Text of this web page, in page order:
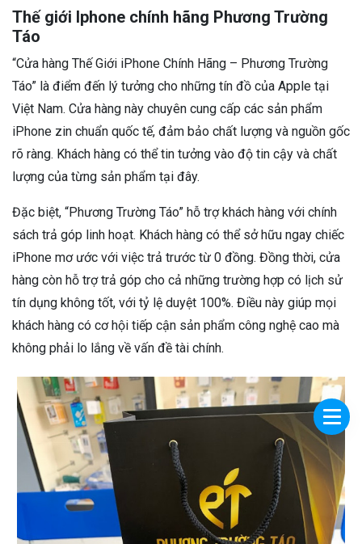
Thế giới Iphone chính hãng Phương Trường
Táo
“Cửa hàng Thế Giới iPhone Chính Hãng – Phương Trường
Táo” là điểm đến lý tưởng cho những tín đồ của Apple tại
Việt Nam. Cửa hàng này chuyên cung cấp các sản phẩm
iPhone zin chuẩn quốc tế, đảm bảo chất lượng và nguồn gốc
rõ ràng. Khách hàng có thể tin tưởng vào độ tin cậy và chất
lượng của từng sản phẩm tại đây.
Đặc biệt, “Phương Trường Táo” hỗ trợ khách hàng với chính
sách trả góp linh hoạt. Khách hàng có thể sở hữu ngay chiếc
iPhone mơ ước với việc trả trước từ 0 đồng. Đồng thời, cửa
hàng còn hỗ trợ trả góp cho cả những trường hợp có lịch sử
tín dụng không tốt, với tỷ lệ duyệt 100%. Điều này giúp mọi
khách hàng có cơ hội tiếp cận sản phẩm công nghệ cao mà
không phải lo lắng về vấn đề tài chính.